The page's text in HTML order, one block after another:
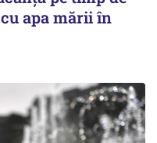
apa mării în